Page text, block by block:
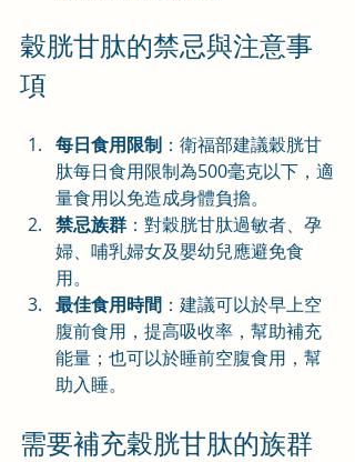
穀胱甘肽的禁忌與注意事
項
每日食用限制 ：衛福部建議穀胱甘
肽每日食用限制為500毫克以下，適
量食用以免造成身體負擔。
禁忌族群 ：對穀胱甘肽過敏者、孕
婦、哺乳婦女及嬰幼兒應避免食
用。
最佳食用時間 ：建議可以於早上空
腹前食用，提高吸收率，幫助補充
能量；也可以於睡前空腹食用，幫
助入睡。
需要補充穀胱甘肽的族群